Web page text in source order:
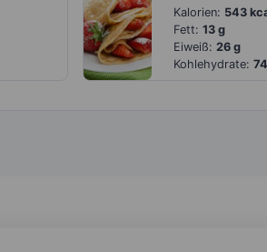
Kalorien: 543
Fett: 13 g
Eiweiß: 26 g
Kohlehydrate: